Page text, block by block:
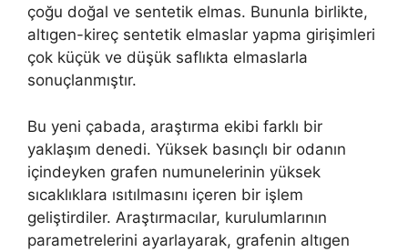
çoğu doğal ve sentetik elmas. Bununla birlikte,
altıgen-kireç sentetik elmaslar yapma girişimleri
çok küçük ve düşük saflıkta elmaslarla
sonuçlanmıştır.
Bu yeni çabada, araştırma ekibi farklı bir
yaklaşım denedi. Yüksek basınçlı bir odanın
içindeyken grafen numunelerinin yüksek
sıcaklıklara ısıtılmasını içeren bir işlem
geliştirdiler. Araştırmacılar, kurulumlarının
parametrelerini ayarlayarak, grafenin altıgen